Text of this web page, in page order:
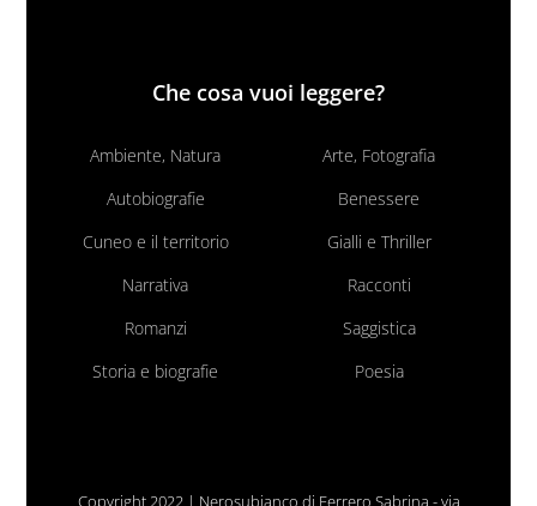
Che cosa vuoi leggere?
Ambiente, Natura
Arte, Fotografia
Autobiografie
Benessere
Cuneo e il territorio
Gialli e Thriller
Narrativa
Racconti
Romanzi
Saggistica
Storia e biografie
Poesia
Copyright 2022 | Nerosubianco di Ferrero Sabrina - via